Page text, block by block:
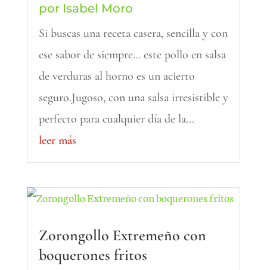
por Isabel Moro
Si buscas una receta casera, sencilla y con
ese sabor de siempre… este pollo en salsa
de verduras al horno es un acierto
seguro.Jugoso, con una salsa irresistible y
perfecto para cualquier día de la...
leer más
Zorongollo Extremeño con
boquerones fritos